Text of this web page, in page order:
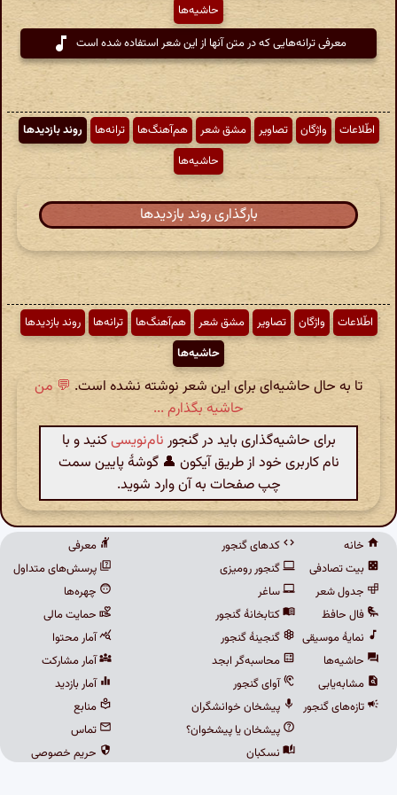
حاشیه‌ها
معرفی ترانه‌هایی که در متن آنها از این شعر استفاده شده است
اطّلاعات واژگان تصاویر مشق شعر هم‌آهنگ‌ها ترانه‌ها
روند بازدیدها
حاشیه‌ها
بارگذاری روند بازدیدها
اطّلاعات واژگان تصاویر مشق شعر هم‌آهنگ‌ها ترانه‌ها
روند بازدیدها
حاشیه‌ها
تا به حال حاشیه‌ای برای این شعر نوشته نشده است. 💬 من
حاشیه بگذارم ...
برای حاشیه‌گذاری باید در گنجور نام‌نویسیکنید و با
نام کاربری خود از طریق آیکون 👤 گوشهٔ پایین سمت
چپ صفحات به آن وارد شوید.
خانه
بیت تصادفی
جدول شعر
فال حافظ
نمایهٔ موسیقی
حاشیه‌ها
مشابه‌یابی
تازه‌های گنجور
کدهای گنجور
گنجور رومیزی
ساغر
کتابخانهٔ گنجور
گنجینهٔ گنجور
محاسبه‌گر ابجد
آوای گنجور
پیشخان خوانشگران
پیشخان یا پیشخوان؟
نسکبان
معرفی
پرسش‌های متداول
چهره‌ها
حمایت مالی
آمار محتوا
آمار مشارکت
آمار بازدید
منابع
تماس
حریم خصوصی